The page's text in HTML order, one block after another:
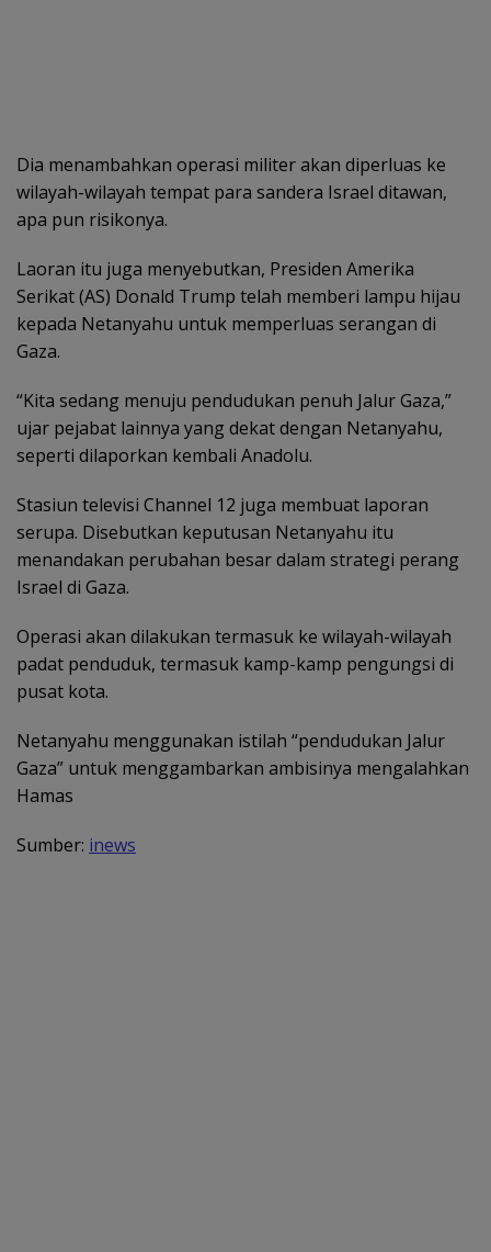
Dia menambahkan operasi militer akan diperluas ke
wilayah-wilayah tempat para sandera Israel ditawan,
apa pun risikonya.
Laoran itu juga menyebutkan, Presiden Amerika
Serikat (AS) Donald Trump telah memberi lampu hijau
kepada Netanyahu untuk memperluas serangan di
Gaza.
“Kita sedang menuju pendudukan penuh Jalur Gaza,”
ujar pejabat lainnya yang dekat dengan Netanyahu,
seperti dilaporkan kembali Anadolu.
Stasiun televisi Channel 12 juga membuat laporan
serupa. Disebutkan keputusan Netanyahu itu
menandakan perubahan besar dalam strategi perang
Israel di Gaza.
Operasi akan dilakukan termasuk ke wilayah-wilayah
padat penduduk, termasuk kamp-kamp pengungsi di
pusat kota.
Netanyahu menggunakan istilah “pendudukan Jalur
Gaza” untuk menggambarkan ambisinya mengalahkan
Hamas
Sumber: inews